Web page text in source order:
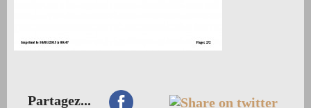
Partagez...